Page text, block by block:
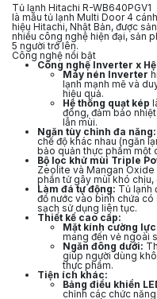
Tủ lạnh Hitachi R-WB640PGV1
là mẫu tủ lạnh Multi Door 4
hiệu Hitachi, Nhật Bản, được
nhiều công nghệ hiện đại, sản
5 người trở lên.
Công nghệ nổi bật
Công nghệ Inverter x
Máy nén Inverter
lạnh mạnh mẽ và
hiệu quả.
Hệ thống quạt kép
đông, đảm bảo
lẫn mùi.
Ngăn tùy chỉnh đa năng:
chế độ khác nhau (ngăn
bảo quản thực phẩm một
Bộ lọc khử mùi Triple
Zeolite và Mangan
phần tử gây mùi khó
Làm đá tự động: Tủ lạnh
đổ nước vào bình chứa
sạch sử dụng liên tục.
Thiết kế cao cấp:
Mặt kính cường
mang đến vẻ ngoài
Ngăn đông dưới:
giúp người dùng
thực phẩm.
Tiện ích khác:
Bảng điều khiển
chỉnh các chức năng.